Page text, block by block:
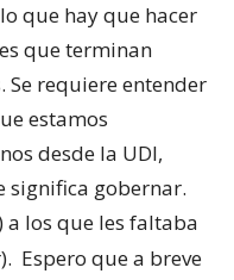
que hay que hacer
que terminan
Se requiere entender
estamos
desde la UDI,
significa gobernar.
los que les faltaba
Espero que a breve